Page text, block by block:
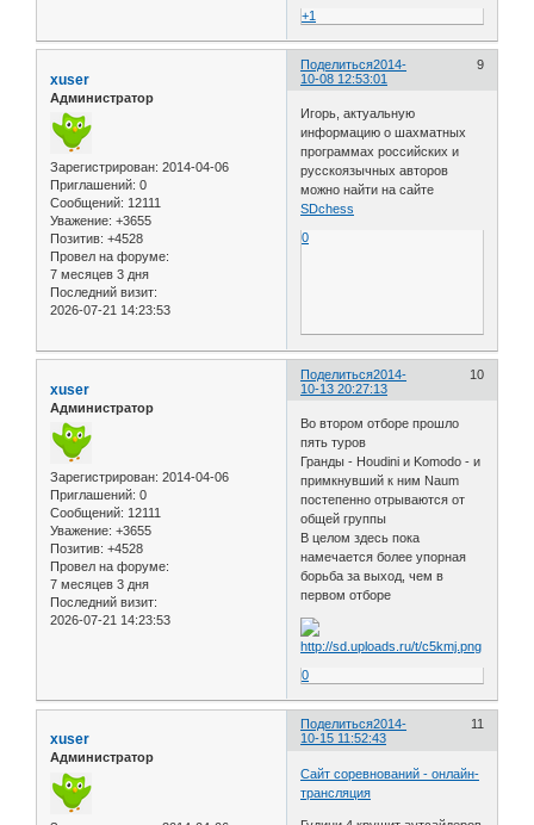
+1
Поделиться 9
2014-
10-08 12:53:01
xuser
Администратор
Зарегистрирован: 2014-04-06
Приглашений: 0
Сообщений: 12111
Уважение: +3655
Позитив: +4528
Провел на форуме:
7 месяцев 3 дня
Последний визит:
2026-07-21 14:23:53
Игорь, актуальную
информацию о шахматных
программах российских и
русскоязычных авторов
можно найти на сайте
SDchess
0
Поделиться 10
2014-
10-13 20:27:13
xuser
Администратор
Зарегистрирован: 2014-04-06
Приглашений: 0
Сообщений: 12111
Уважение: +3655
Позитив: +4528
Провел на форуме:
7 месяцев 3 дня
Последний визит:
2026-07-21 14:23:53
Во втором отборе прошло
пять туров
Гранды - Houdini и Komodo - и
примкнувший к ним Naum
постепенно отрываются от
общей группы
В целом здесь пока
намечается более упорная
борьба за выход, чем в
первом отборе
0
Поделиться 11
2014-
10-15 11:52:43
xuser
Администратор
Сайт соревнований - онлайн-
трансляция